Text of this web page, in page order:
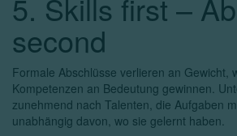
5. Skills first –
second
Formale Abschlüsse verlieren an Gewicht,
Kompetenzen an Bedeutung gewinnen.
zunehmend nach Talenten, die Aufgaben
unabhängig davon, wo sie gelernt haben.